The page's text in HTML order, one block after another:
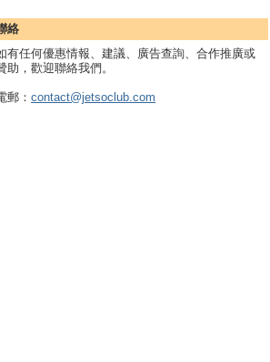
絡
有任何優惠情報、建議、廣告查詢、合作推廣或
助，歡迎聯絡我們。
郵： contact@jetsoclub.com